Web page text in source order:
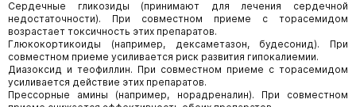
Сердечные гликозиды (принимают для лечения сердечной
недостаточности). При совместном приеме с торасемидом
возрастает токсичность этих препаратов.
Глюкокортикоиды (например, дексаметазон, будесонид). При
совместном приеме усиливается риск развития гипокалиемии.
Диазоксид и теофиллин. При совместном приеме с торасемидом
усиливается действие этих препаратов.
Прессорные амины (например, норадреналин). При совместном